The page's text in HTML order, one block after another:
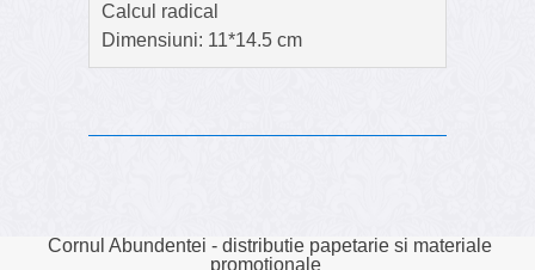
Calcul radical
Dimensiuni: 11*14.5 cm
Cornul Abundentei - distributie papetarie si materiale
promotionale